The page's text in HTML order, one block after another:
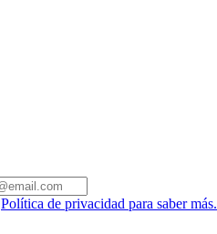
Política de privacidad para saber más.